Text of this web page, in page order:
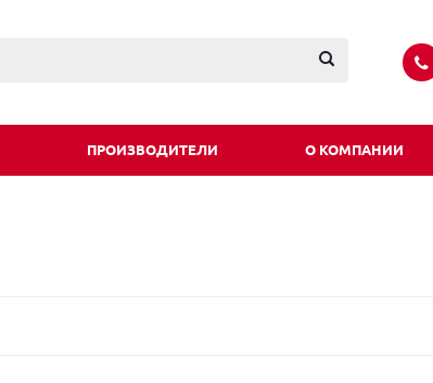
ПРОИЗВОДИТЕЛИ О КОМПАНИИ